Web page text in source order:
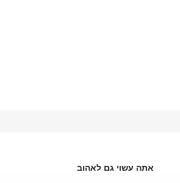
אתה עשוי גם לאהוב